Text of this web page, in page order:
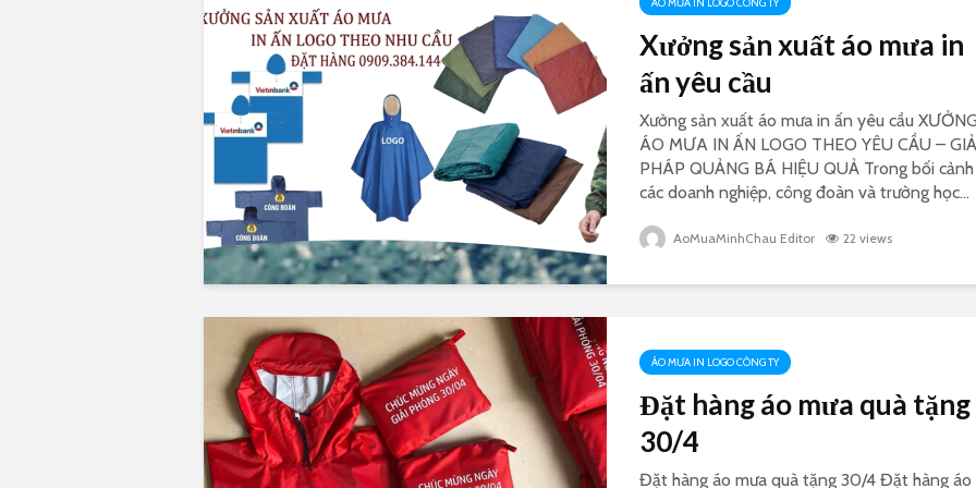
Xưởng sản xuất áo mưa in
ấn yêu cầu
Xưởng sản xuất áo mưa in ấn yêu cầu
ÁO MƯA IN ẤN LOGO THEO YÊU CẦU –
PHÁP QUẢNG BÁ HIỆU QUẢ Trong bối cảnh
các doanh nghiệp, công đoàn và trường học...
AoMuaMinhChau Editor 22 views
ÁO MƯA IN LOGO CÔNG TY
Đặt hàng áo mưa quà tặng
30/4
Đặt hàng áo mưa quà tặng 30/4 Đặt hàng áo